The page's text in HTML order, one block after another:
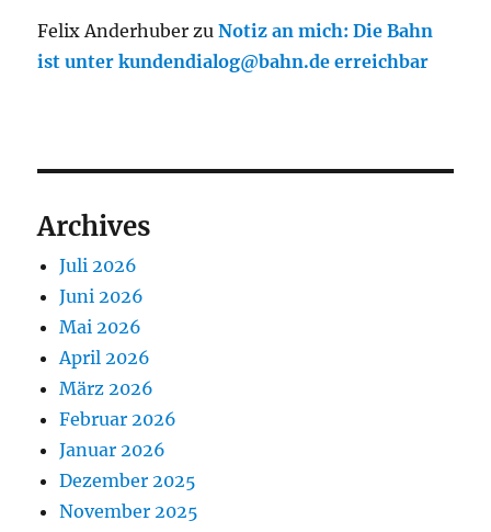
Felix Anderhuber zuNotiz an mich: Die Bahn
ist unter kundendialog@bahn.de erreichbar
Archives
Juli 2026
Juni 2026
Mai 2026
April 2026
März 2026
Februar 2026
Januar 2026
Dezember 2025
November 2025